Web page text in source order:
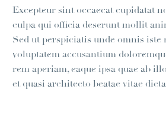
Excepteur sint occaecat cupidatat
culpa qui officia deserunt mollit
Sed ut perspiciatis unde omnis iste
voluptatem accusantium
rem aperiam, eaque ipsa quae ab
et quasi architecto beatae vitae